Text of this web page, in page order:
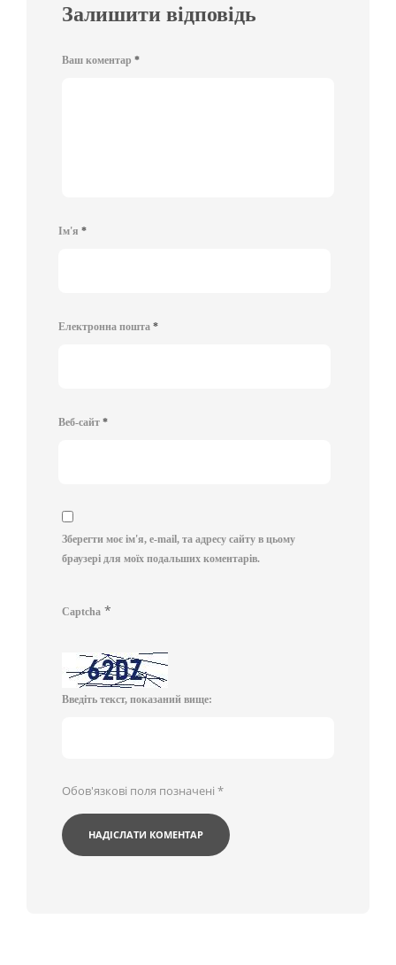
Залишити відповідь
Ваш коментар *
Ім'я *
Електронна пошта *
Веб-сайт *
Зберегти моє ім'я, e-mail, та адресу сайту в цьому
браузері для моїх подальших коментарів.
Captcha *
Введіть текст, показаний вище:
Обов'язкові поля позначені *